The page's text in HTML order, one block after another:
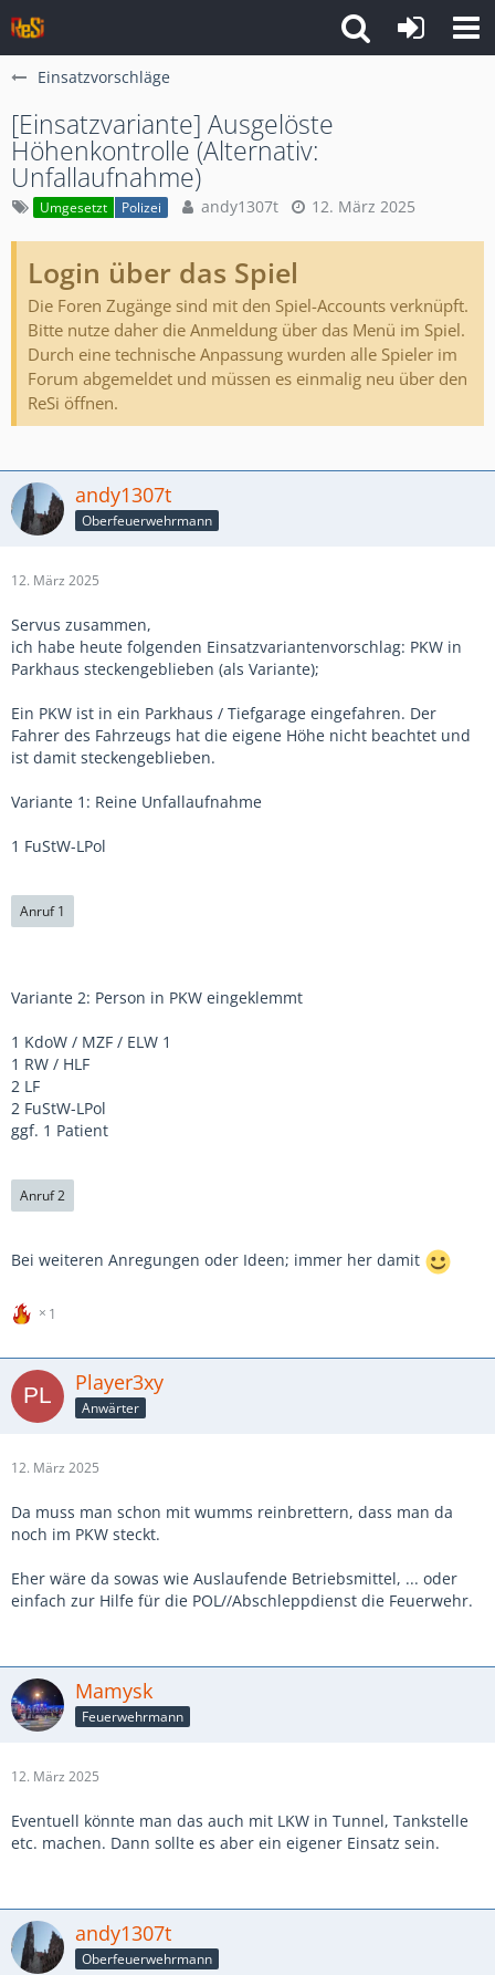
Einsatzvorschläge
[Einsatzvariante] Ausgelöste
Höhenkontrolle (Alternativ:
Unfallaufnahme)
Umgesetzt Polizei andy1307t 12. März 2025
Login über das Spiel
Die Foren Zugänge sind mit den Spiel-Accounts verknüpft.
Bitte nutze daher die Anmeldung über das Menü im Spiel.
Durch eine technische Anpassung wurden alle Spieler im
Forum abgemeldet und müssen es einmalig neu über den
ReSi öffnen.
andy1307t
Oberfeuerwehrmann
12. März 2025
Servus zusammen,
ich habe heute folgenden Einsatzvariantenvorschlag: PKW in
Parkhaus steckengeblieben (als Variante);
Ein PKW ist in ein Parkhaus / Tiefgarage eingefahren. Der
Fahrer des Fahrzeugs hat die eigene Höhe nicht beachtet und
ist damit steckengeblieben.
Variante 1: Reine Unfallaufnahme
1 FuStW-LPol
Anruf 1
Variante 2: Person in PKW eingeklemmt
1 KdoW / MZF / ELW 1
1 RW / HLF
2 LF
2 FuStW-LPol
ggf. 1 Patient
Anruf 2
Bei weiteren Anregungen oder Ideen; immer her damit
1
Player3xy
Anwärter
12. März 2025
Da muss man schon mit wumms reinbrettern, dass man da
noch im PKW steckt.
Eher wäre da sowas wie Auslaufende Betriebsmittel, ... oder
einfach zur Hilfe für die POL//Abschleppdienst die Feuerwehr.
Mamysk
Feuerwehrmann
12. März 2025
Eventuell könnte man das auch mit LKW in Tunnel, Tankstelle
etc. machen. Dann sollte es aber ein eigener Einsatz sein.
andy1307t
Oberfeuerwehrmann